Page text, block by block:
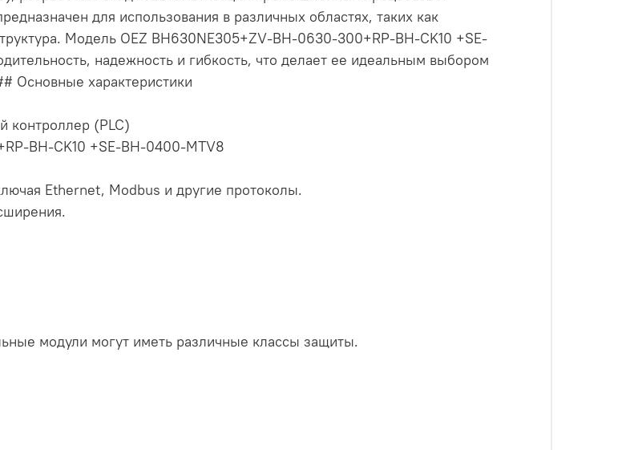
для использования в различных областях, таких как
Модель OEZ BH630NE305+ZV-BH-0630-300+RP-BH-CK10 +SE-
надежность и гибкость, что делает ее идеальным выбором
Основные характеристики
контроллер (PLC)
BH-CK10 +SE-BH-0400-MTV8
Ethernet, Modbus и другие протоколы.
модули могут иметь различные классы защиты.